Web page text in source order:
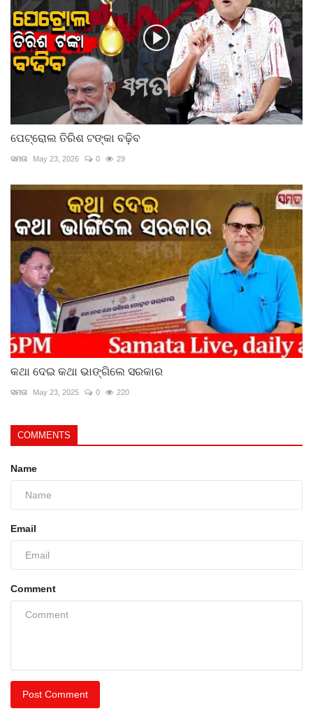
ପେଟ୍ରୋଲ ତିରିଶ ଟଙ୍କା ବଢ଼ିବ
ସମତା May 23, 2026 0 29
କଥା ଦେଇ କଥା ଭାଙ୍ଗିଲେ ସରକାର
ସମତା May 23, 2025 0 220
COMMENTS
Name
Email
Comment
Post Comment